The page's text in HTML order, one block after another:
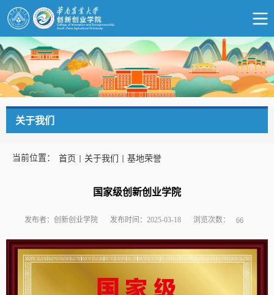
关于我们
当前位置： 首页 关于我们 基地荣誉
国家级创新创业学院
发布者：创新创业学院 发布时间：2025-03-18 浏览次数： 66